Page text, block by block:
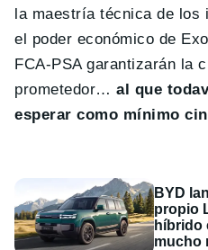
la maestría técnica de los
el poder económico de
FCA-PSA garantizarán la
prometedor…al que
esperar como mínimo
BYD
propio
híbrido
mucho